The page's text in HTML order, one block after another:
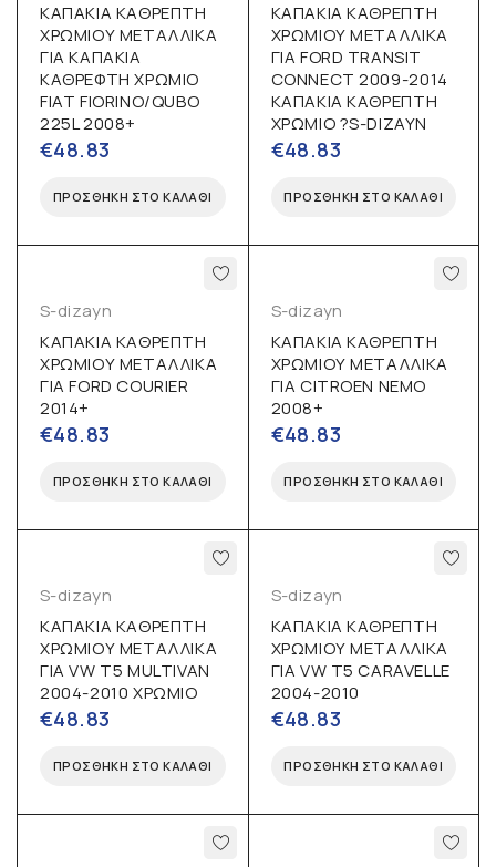
ΚΑΠΑΚΙΑ ΚΑΘΡΕΠΤΗ
ΧΡΩΜΙΟΥ ΜΕΤΑΛΛΙΚΑ
ΓΙΑ ΚΑΠΑΚΙΑ
ΚΑΘΡΕΦΤΗ ΧΡΩΜΙΟ
FIAT FIORINO/QUBO
225L 2008+
€48.83
ΠΡΟΣΘΉΚΗ ΣΤΟ ΚΑΛΆΘΙ
ΚΑΠΑΚΙΑ ΚΑΘΡΕΠΤΗ
ΧΡΩΜΙΟΥ ΜΕΤΑΛΛΙΚΑ
ΓΙΑ FORD TRANSIT
CONNECT 2009-2014
ΚΑΠΑΚΙΑ ΚΑΘΡΕΠΤΗ
ΧΡΩΜΙΟ ?S-DIZAYN
€48.83
ΠΡΟΣΘΉΚΗ ΣΤΟ ΚΑΛΆΘΙ
S-dizayn
ΚΑΠΑΚΙΑ ΚΑΘΡΕΠΤΗ
ΧΡΩΜΙΟΥ ΜΕΤΑΛΛΙΚΑ
ΓΙΑ FORD COURIER
2014+
€48.83
ΠΡΟΣΘΉΚΗ ΣΤΟ ΚΑΛΆΘΙ
S-dizayn
ΚΑΠΑΚΙΑ ΚΑΘΡΕΠΤΗ
ΧΡΩΜΙΟΥ ΜΕΤΑΛΛΙΚΑ
ΓΙΑ CITROEN NEMO
2008+
€48.83
ΠΡΟΣΘΉΚΗ ΣΤΟ ΚΑΛΆΘΙ
S-dizayn
ΚΑΠΑΚΙΑ ΚΑΘΡΕΠΤΗ
ΧΡΩΜΙΟΥ ΜΕΤΑΛΛΙΚΑ
ΓΙΑ VW T5 MULTIVAN
2004-2010 ΧΡΩΜΙΟ
€48.83
ΠΡΟΣΘΉΚΗ ΣΤΟ ΚΑΛΆΘΙ
S-dizayn
ΚΑΠΑΚΙΑ ΚΑΘΡΕΠΤΗ
ΧΡΩΜΙΟΥ ΜΕΤΑΛΛΙΚΑ
ΓΙΑ VW T5 CARAVELLE
2004-2010
€48.83
ΠΡΟΣΘΉΚΗ ΣΤΟ ΚΑΛΆΘΙ